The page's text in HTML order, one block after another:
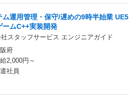
ム運用管理・保守/遅めの9時半始業 UE5
ームC++実装開発
スタッフサービス エンジニアガイド
府
2,000円～
社員